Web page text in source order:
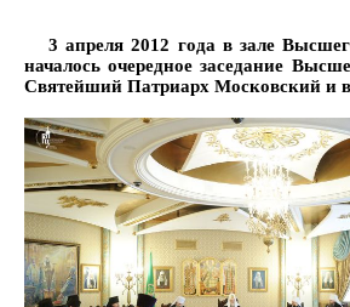
3 апреля 2012 года в зале
началось очередное заседание
Святейший Патриарх Московский и